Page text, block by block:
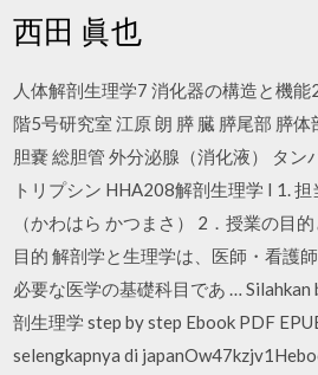
西田 眞也
人体解剖生理学7 消化器の構造と機
階5号研究室 江原 朗 膵 臓 膵尾部 膵体
胆嚢 総胆管 外分泌腺（消化液） タン
トリプシン HHA208解剖生理学 I 1.
（かわはら かつまさ） 2．授業の目
目的 解剖学と生理学は、医師・看護
必要な医学の基礎科目であ …
剖生理学 step by step Ebook PDF
selengkapnya di